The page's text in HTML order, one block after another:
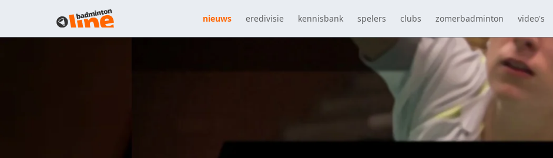
nieuws eredivisie kennisbank spelers clubs zomerbadminton video's